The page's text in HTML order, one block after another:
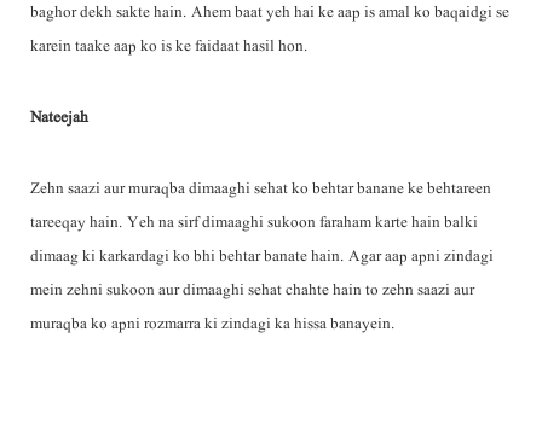
baghor dekh sakte hain. Ahem baat yeh hai ke aap is amal ko baqaidgi se
karein taake aap ko is ke faidaat hasil hon.
Nateejah
Zehn saazi aur muraqba dimaaghi sehat ko behtar banane ke behtareen
tareeqay hain. Yeh na sirf dimaaghi sukoon faraham karte hain balki
dimaag ki karkardagi ko bhi behtar banate hain. Agar aap apni zindagi
mein zehni sukoon aur dimaaghi sehat chahte hain to zehn saazi aur
muraqba ko apni rozmarra ki zindagi ka hissa banayein.